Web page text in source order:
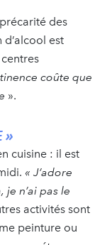
des
est
coûte que
».
»
cuisine : il est
« J’adore
je n’ai pas le
activités sont
peinture ou